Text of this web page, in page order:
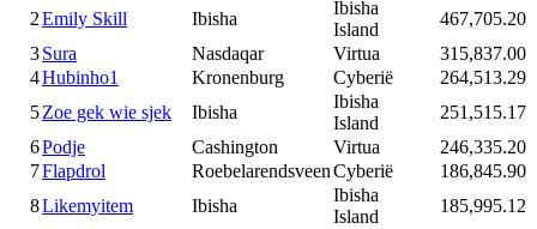
2Emily Skill Ibisha
Ibisha
Island
467,705.20
3Sura Nasdaqar Virtua
315,837.00
4Hubinho1 Kronenburg Cyberië
264,513.29
5Zoe gek wie sjek Ibisha
Ibisha
Island
251,515.17
6Podje Cashington Virtua
246,335.20
7Flapdrol RoebelarendsveenCyberië
186,845.90
8Likemyitem Ibisha
Ibisha
Island
185,995.12